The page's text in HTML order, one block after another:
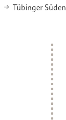
Tübinger Süden